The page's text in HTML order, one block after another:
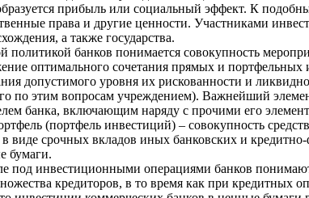
образуется прибыль или социальный эффект. К
права и другие ценности. Участниками
а также государства.
политикой банков понимается совокупность
оптимального сочетания прямых и
допустимого уровня их рискованности и
по этим вопросам учреждением). Важнейший
банка, включающим наряду с прочими его
(портфель инвестиций) – совокупность
виде срочных вкладов иных банковских и
бумаги.
под инвестиционными операциями банков
кредиторов, в то время как при кредитных